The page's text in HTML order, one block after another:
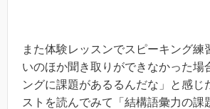
また体験レッスンでスピーキング練
いのほか聞き取りができなかった場
ングに課題があるるんだな」と感じ
ストを読んでみて「結構語彙力の課